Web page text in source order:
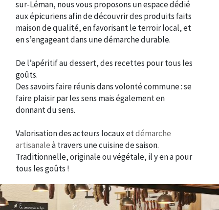
sur-Léman, nous vous proposons un espace dédié
aux épicuriens afin de découvrir des produits faits
maison de qualité, en favorisant le terroir local, et
en s’engageant dans une démarche durable.
De l’apéritif au dessert, des recettes pour tous les
goûts.
Des savoirs faire réunis dans volonté commune : se
faire plaisir par les sens mais également en
donnant du sens.
Valorisation des acteurs locaux etdémarche
artisanaleà travers une cuisine de saison.
Traditionnelle, originale ou végétale, il y en a pour
tous les goûts !